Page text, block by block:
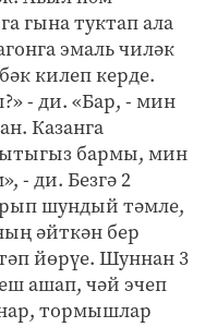
гына туктап ала
эмаль чиләк
килеп керде.
- ди. «Бар, - мин
Казанга
бармы, мин
- ди. Безгә 2
шундый тәмле,
әйткән бер
йөрүе. Шуннан 3
ашап, чәй эчеп
тормышлар